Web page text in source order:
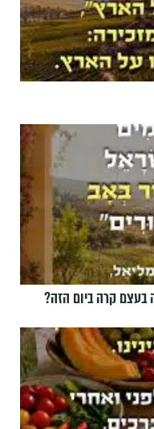
בעצם קרה ביום הזה?